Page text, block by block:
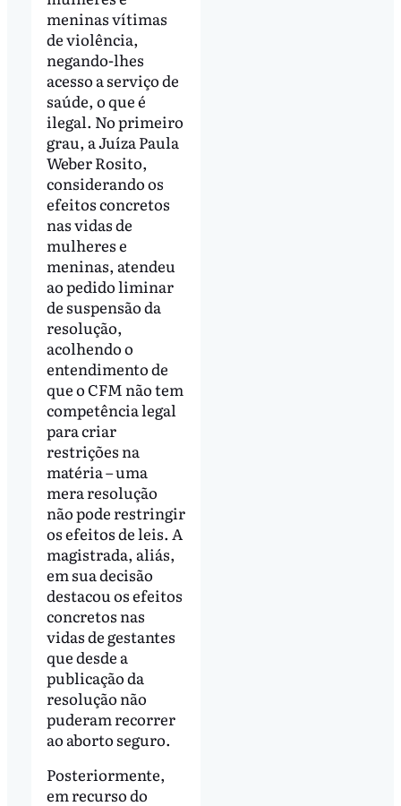
meninas vítimas
de violência,
negando-lhes
acesso a serviço de
saúde, o que é
ilegal. No primeiro
grau, a Juíza Paula
Weber Rosito,
considerando os
efeitos concretos
nas vidas de
mulheres e
meninas, atendeu
ao pedido liminar
de suspensão da
resolução,
acolhendo o
entendimento de
que o CFM não tem
competência legal
para criar
restrições na
matéria – uma
mera resolução
não pode restringir
os efeitos de leis. A
magistrada, aliás,
em sua decisão
destacou os efeitos
concretos nas
vidas de gestantes
que desde a
publicação da
resolução não
puderam recorrer
ao aborto seguro.
Posteriormente,
em recurso do